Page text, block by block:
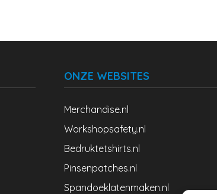
ONZE WEBSITES
Merchandise.nl
Workshopsafety.nl
Bedruktetshirts.nl
Pinsenpatches.nl
Spandoeklatenmaken.nl